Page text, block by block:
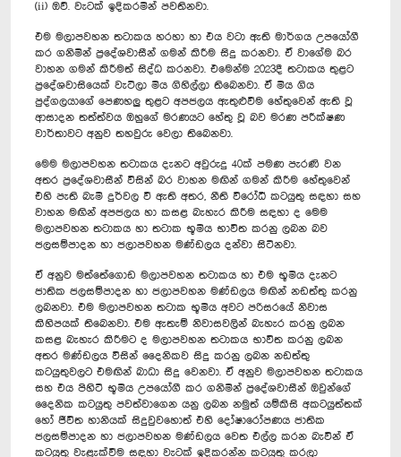
(ii) ඔව්. වැටක් ඉදිකරමින් පවතිනවා.
එම මලාපවහන තටාකය හරහා හා එය වටා ඇති මාර්ගය උපයෝගී
කර ගනිමින් ප්‍රදේශවාසීන් ගමන් කිරීම සිදු කරනවා. ඒ වාගේම බර
වාහන ගමන් කිරීමත් සිද්ධ කරනවා. එමෙන්ම 2023දී තටාකය තුළට
ප්‍රදේශවාසියෙක් වැටිලා මිය ගිහිල්ලා තිබෙනවා. ඒ මිය ගිය
පුද්ගලයාගේ පෙණහලු තුළට අපජලය ඇතුළුවීම හේතුවෙන් ඇති වූ
ආසාදන තත්ත්වය ඔහුගේ මරණයට හේතු වූ බව මරණ පරීක්ෂණ
වාර්තාවට අනුව තහවුරු වෙලා තිබෙනවා.
මෙම මලාපවහන තටාකය දැනට අවුරුදු 40ක් පමණ පැරණි වන
අතර ප්‍රදේශවාසීන් විසින් බර වාහන මඟින් ගමන් කිරීම හේතුවෙන්
එහි පැති බැමි දුර්වල වී ඇති අතර, නීති විරෝධී කටයුතු සඳහා සහ
වාහන මඟින් අපජලය හා කසළ බැහැර කිරීම සඳහා ද මෙම
මලාපවහන තටාකය හා තටාක භූමිය භාවිත කරනු ලබන බව
ජලසම්පාදන හා ජලාපවහන මණ්ඩලය දන්වා සිටිනවා.
ඒ අනුව මත්තේගොඩ මලාපවහන තටාකය හා එම භූමිය දැනට
ජාතික ජලසම්පාදන හා ජලාපවහන මණ්ඩලය මඟින් නඩත්තු කරනු
ලබනවා. එම මලාපවහන තටාක භූමිය අවට පරිසරයේ නිවාස
කිහිපයක් තිබෙනවා. එම ඇතැම් නිවාසවලින් බැහැර කරනු ලබන
කසළ බැහැර කිරීමට ද මලාපවහන තටාකය භාවිත කරනු ලබන
අතර මණ්ඩලය විසින් දෛනිකව සිදු කරනු ලබන නඩත්තු
කටයුතුවලට එමඟින් බාධා සිදු වෙනවා. ඒ අනුව මලාපවහන තටාකය
සහ එය පිහිටි භූමිය උපයෝගී කර ගනිමින් ප්‍රදේශවාසීන් ඔවුන්ගේ
දෛනික කටයුතු පවත්වාගෙන යනු ලබන නමුත් යම්කිසි අකටයුත්තක්
හෝ ජීවිත හානියක් සිදුවුවහොත් එහි දෝෂාරෝපණය ජාතික
ජලසම්පාදන හා ජලාපවහන මණ්ඩලය වෙත එල්ල කරන බැවින් ඒ
කටයුතු වැළැක්වීම සඳහා වැටක් ඉදිකරන්න කටයුතු කරලා